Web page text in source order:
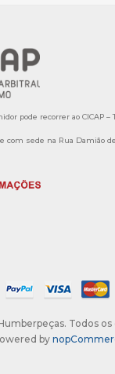
pode recorrer ao CICAP
e com sede na Rua Damião
Todos
by